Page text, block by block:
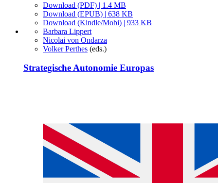
Download (PDF) | 1.4 MB
Download (EPUB) | 638 KB
Download (Kindle/Mobi) | 933 KB
Barbara Lippert
Nicolai von Ondarza
Volker Perthes (eds.)
Strategische Autonomie Europas